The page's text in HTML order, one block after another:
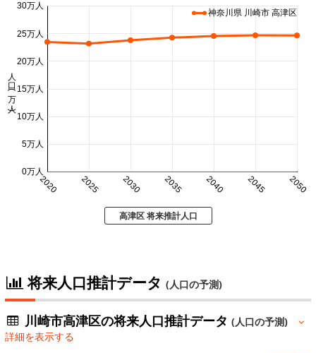
2020 2025 2030 2035 2040 2045 2050
0万人
5万人
10万人
15万人
20万人
25万人
30万人
人口 (万人)
神奈川県 川崎市 高津区
高津区 将来推計人口
将来人口推計データ (人口の予測)
川崎市高津区の将来人口推計データ(人口の予測)
詳細を表示する